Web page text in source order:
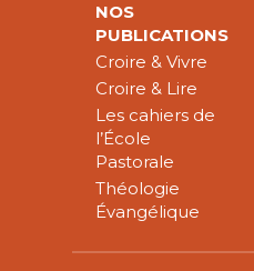
NOS
PUBLICATIONS
Croire & Vivre
Croire & Lire
Les cahiers de
l’École
Pastorale
Théologie
Évangélique